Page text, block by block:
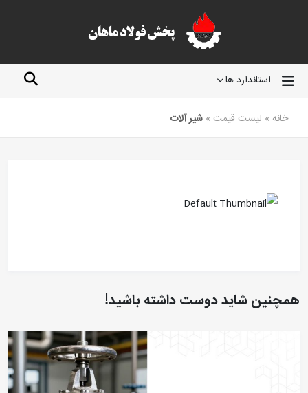
استاندارد ها
خانه » لیست قیمت » شیر آلات
همچنین شاید دوست داشته باشید!